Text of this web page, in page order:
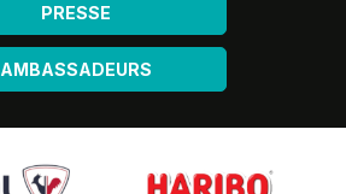
PRESSE
AMBASSADEURS